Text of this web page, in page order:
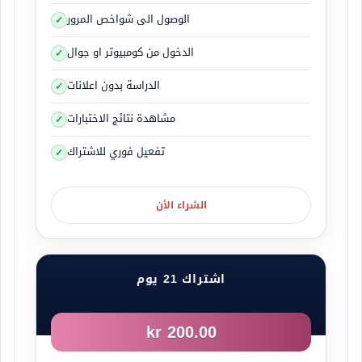
سحب مقطورة خفيفة
يمكنك سحب مقطورة خفيفة برخصة القيادة من فئة B.
ان المقطورات التي لا يزيد وزنها الكلي عن 750
كيلوغرام
تعتبر مقطورة خفيفة يمكنك سحبها بسيارتك ورخصة
كيلوغرام
لا تستطيع سحبها اذا كان لديك رخصة قيادة B فقط
الوصول الى شواخص المرور
الدخول من كومبيوتر او جوال
الدراسة بدون اعلانات
مشاهدة نتائج الاختبارات
تفعيل فوري للاشتراك
الشراء الأن
اشتراك 21 يوم
200.00 kr